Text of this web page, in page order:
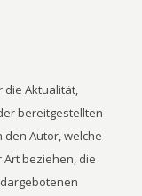
die Aktualität,
bereitgestellten
Autor, welche
beziehen, die